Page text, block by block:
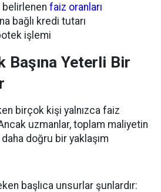
belirlenen faiz oranları
bağlı kredi tutarı
işlemi
Başına Yeterli Bir
birçok kişi yalnızca faiz
uzmanlar, toplam maliyetin
doğru bir yaklaşım
başlıca unsurlar şunlardır: